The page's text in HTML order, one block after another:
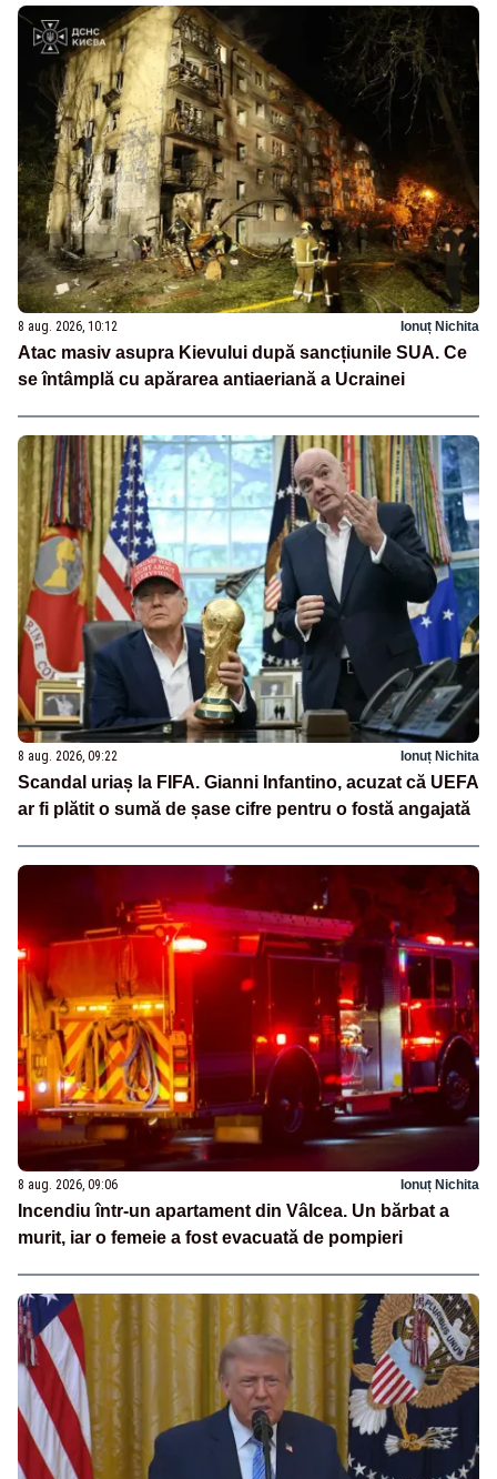
8 aug. 2026, 10:12 Ionuț Nichita
Atac masiv asupra Kievului după sancțiunile SUA. Ce
se întâmplă cu apărarea antiaeriană a Ucrainei
8 aug. 2026, 09:22 Ionuț Nichita
Scandal uriaș la FIFA. Gianni Infantino, acuzat că UEFA
ar fi plătit o sumă de șase cifre pentru o fostă angajată
8 aug. 2026, 09:06 Ionuț Nichita
Incendiu într-un apartament din Vâlcea. Un bărbat a
murit, iar o femeie a fost evacuată de pompieri